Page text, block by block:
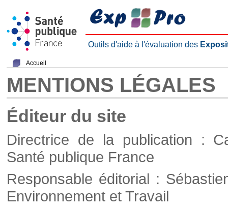
Outils d'aide à l'évaluation des
Accueil
MENTIONS LÉGALES
Éditeur du site
Directrice de la publication :
Santé publique France
Responsable éditorial :
Environnement et Travail